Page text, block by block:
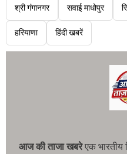
श्री गंगानगर सवाई माधोपुर
हरियाणा हिंदी खबरें
आज की ताजा खबरेएक भारतीय